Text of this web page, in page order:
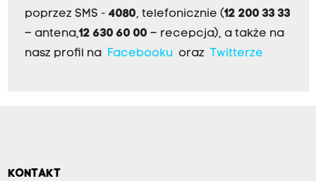
poprzez SMS - 4080, telefonicznie (12 200 33 33
– antena,12 630 60 00 – recepcja), a także na
nasz profil na
Facebookuoraz Twitterze
KONTAKT